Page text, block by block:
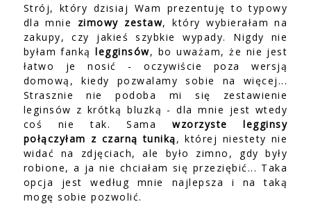
Strój, który dzisiaj Wam prezentuję to typowy
dla mnie zimowy zestaw, który wybierałam na
zakupy, czy jakieś szybkie wypady. Nigdy nie
byłam fankąlegginsów, bo uważam, że nie jest
łatwo je nosić - oczywiście poza wersją
domową, kiedy pozwalamy sobie na więcej...
Strasznie nie podoba mi się zestawienie
leginsów z krótką bluzką - dla mnie jest wtedy
coś nie tak. Samawzorzyste legginsy
połączyłam z czarną tuniką, której niestety nie
widać na zdjęciach, ale było zimno, gdy były
robione, a ja nie chciałam się przeziębić... Taka
opcja jest według mnie najlepsza i na taką
mogę sobie pozwolić.